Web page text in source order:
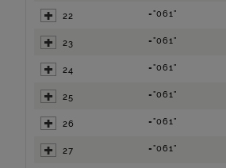
22 ="061"
23 ="061"
24 ="061"
25 ="061"
26 ="061"
27 ="061"